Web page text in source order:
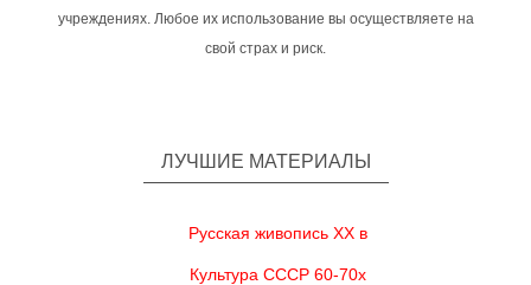
учреждениях. Любое их использование вы осуществляете на
свой страх и риск.
ЛУЧШИЕ МАТЕРИАЛЫ
Русская живопись XX в
Культура СССР 60-70х